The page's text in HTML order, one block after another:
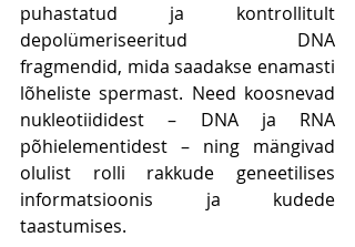
puhastatud ja kontrollitult
depolümeriseeritud DNA
fragmendid, mida saadakse enamasti
lõheliste spermast. Need koosnevad
nukleotiididest – DNA ja RNA
põhielementidest – ning mängivad
olulist rolli rakkude geneetilises
informatsioonis ja kudede
taastumises.